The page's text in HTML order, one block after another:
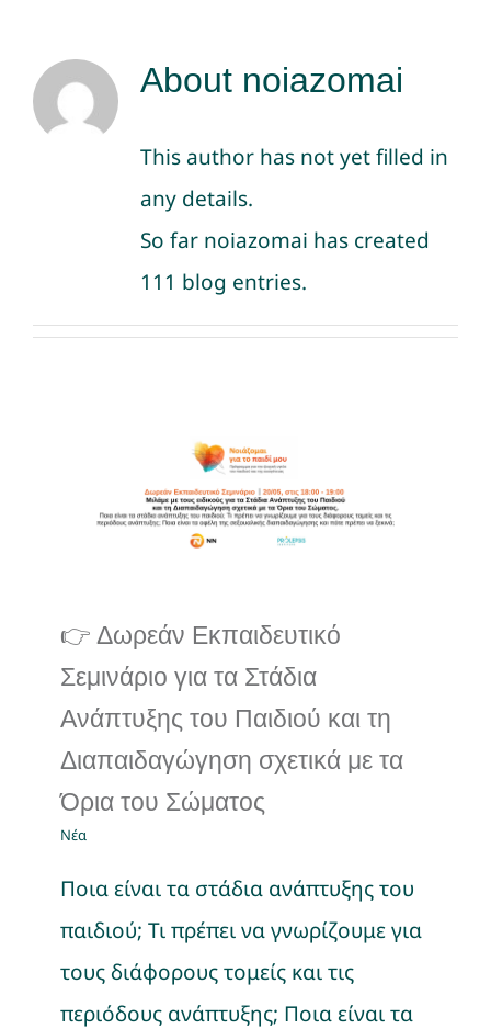
About noiazomai
This author has not yet filled in
any details.
So far noiazomai has created
111 blog entries.
Ανάπτυξης του Παιδιού
και τη Διαπαιδαγώγηση
σχετικά με τα Όρια του
👉 Δωρεάν Εκπαιδευτικό
Σεμινάριο για τα Στάδια
Ανάπτυξης του Παιδιού και τη
Διαπαιδαγώγηση σχετικά με τα
Όρια του Σώματος
Νέα
Ποια είναι τα στάδια ανάπτυξης του
παιδιού; Τι πρέπει να γνωρίζουμε για
τους διάφορους τομείς και τις
περιόδους ανάπτυξης; Ποια είναι τα